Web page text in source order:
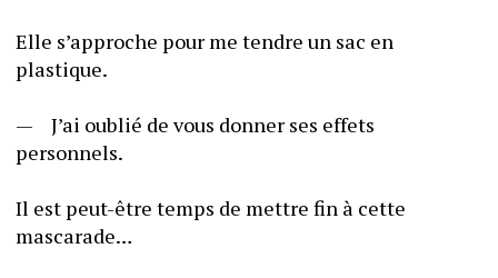
Elle s’approche pour me tendre un sac en
—	J’ai oublié de vous donner ses effets
Il est peut-être temps de mettre fin à cette